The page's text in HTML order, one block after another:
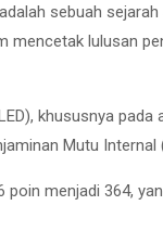
sebuah
mencetak lulusan
khususnya pada
Mutu Internal
menjadi 364,